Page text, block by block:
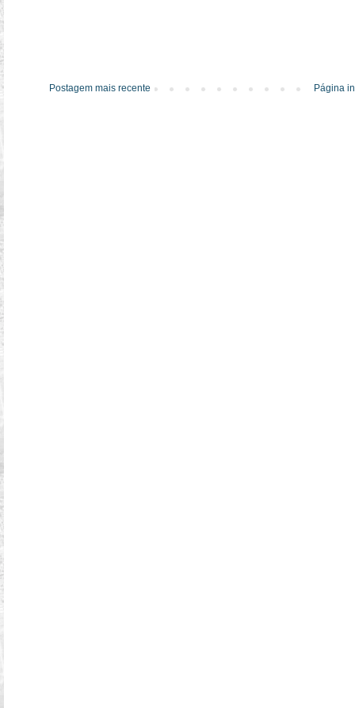
Postagem mais recente Página